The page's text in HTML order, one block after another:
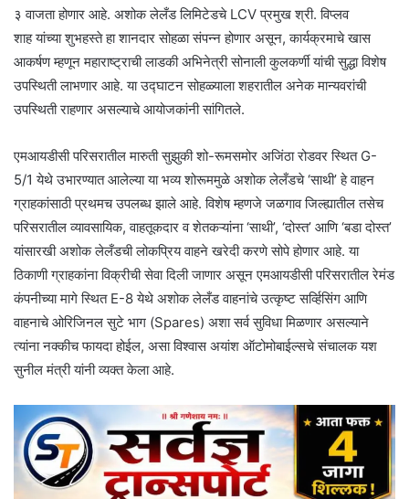
३ वाजता होणार आहे. अशोक लेलँड लिमिटेडचे LCV प्रमुख श्री. विप्लव
शाह यांच्या शुभहस्ते हा शानदार सोहळा संपन्न होणार असून, कार्यक्रमाचे खास
आकर्षण म्हणून महाराष्ट्राची लाडकी अभिनेत्री सोनाली कुलकर्णी यांची सुद्धा विशेष
उपस्थिती लाभणार आहे. या उद्घाटन सोहळ्याला शहरातील अनेक मान्यवरांची
उपस्थिती राहणार असल्याचे आयोजकांनी सांगितले.
एमआयडीसी परिसरातील मारुती सुझुकी शो-रूमसमोर अजिंठा रोडवर स्थित G-
5/1 येथे उभारण्यात आलेल्या या भव्य शोरूममुळे अशोक लेलँडचे ‘साथी’ हे वाहन
ग्राहकांसाठी प्रथमच उपलब्ध झाले आहे. विशेष म्हणजे जळगाव जिल्ह्यातील तसेच
परिसरातील व्यावसायिक, वाहतूकदार व शेतकऱ्यांना ‘साथी’, ‘दोस्त’ आणि ‘बडा दोस्त’
यांसारखी अशोक लेलँडची लोकप्रिय वाहने खरेदी करणे सोपे होणार आहे. या
ठिकाणी ग्राहकांना विक्रीची सेवा दिली जाणार असून एमआयडीसी परिसरातील रेमंड
कंपनीच्या मागे स्थित E-8 येथे अशोक लेलँड वाहनांचे उत्कृष्ट सर्व्हिसिंग आणि
वाहनाचे ओरिजिनल सुटे भाग (Spares) अशा सर्व सुविधा मिळणार असल्याने
त्यांना नक्कीच फायदा होईल, असा विश्वास अयांश ऑटोमोबाईल्सचे संचालक यश
सुनील मंत्री यांनी व्यक्त केला आहे.